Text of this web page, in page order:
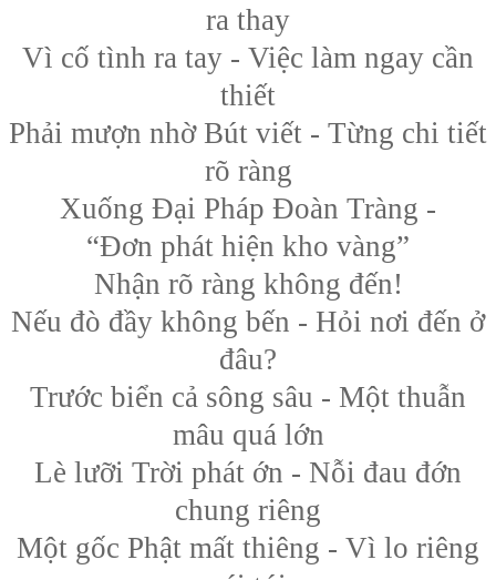
ra thay
Vì cố tình ra tay - Việc làm ngay cần
thiết
Phải mượn nhờ Bút viết - Từng chi tiết
rõ ràng
Xuống Đại Pháp Đoàn Tràng -
“Đơn phát hiện kho vàng”
Nhận rõ ràng không đến!
Nếu đò đầy không bến - Hỏi nơi đến ở
đâu?
Trước biển cả sông sâu - Một thuẫn
mâu quá lớn
Lè lưỡi Trời phát ớn - Nỗi đau đớn
chung riêng
Một gốc Phật mất thiêng - Vì lo riêng